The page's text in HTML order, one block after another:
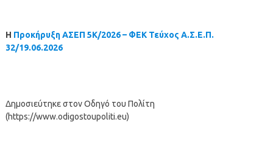
Η Προκήρυξη ΑΣΕΠ 5Κ/2026 – ΦΕΚ Τεύχος Α.Σ.Ε.Π.
32/19.06.2026
Δημοσιεύτηκε στον Οδηγό του Πολίτη
(https://www.odigostoupoliti.eu)